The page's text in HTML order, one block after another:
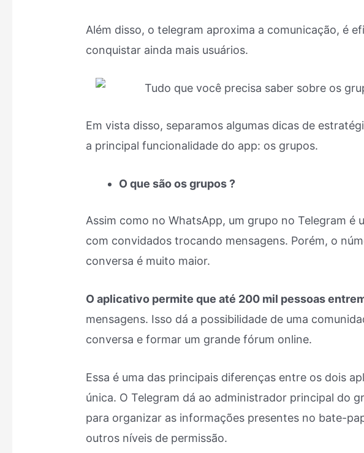
Além disso, o telegram aproxima a comunicação, é
conquistar ainda mais usuários.
Em vista disso, separamos algumas dicas de
a principal funcionalidade do app: os grupos.
O que são os grupos ?
Assim como no WhatsApp, um grupo no Telegram é
com convidados trocando mensagens. Porém, o
conversa é muito maior.
O aplicativo permite que até 200 mil pessoas
mensagens. Isso dá a possibilidade de uma
conversa e formar um grande fórum online.
Essa é uma das principais diferenças entre os dois
única. O Telegram dá ao administrador principal do
para organizar as informações presentes no bate-
outros níveis de permissão.